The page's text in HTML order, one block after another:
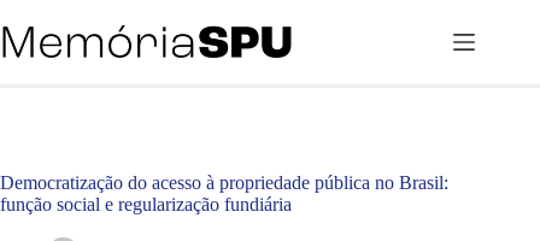
para
o
Democratização do acesso à propriedade pública no Brasil:
função social e regularização fundiária